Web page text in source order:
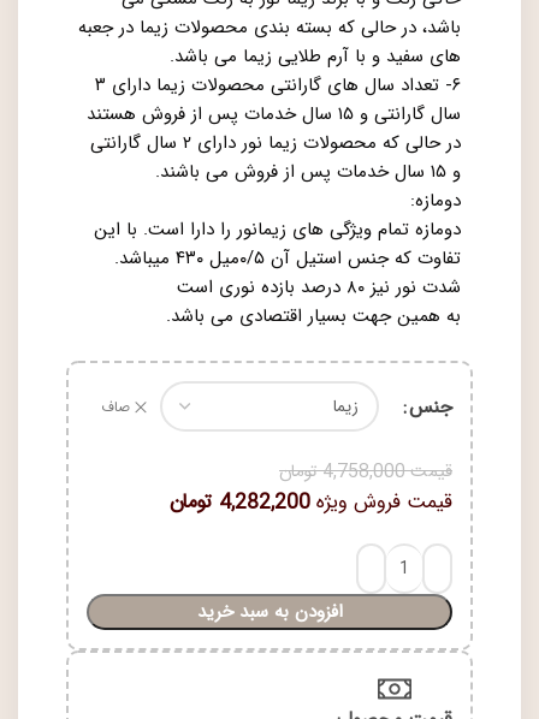
باشد، در حالی که بسته بندی محصولات زیما در جعبه
های سفید و با آرم طلایی زیما می باشد.
۶- تعداد سال های گارانتی محصولات زیما دارای ۳
سال گارانتی و ۱۵ سال خدمات پس از فروش هستند
در حالی که محصولات زیما نور دارای ۲ سال گارانتی
و ۱۵ سال خدمات پس از فروش می باشند.
دومازه:
دومازه تمام ویژگی های زیمانور را دارا است. با این
تفاوت که جنس استیل آن ۰/۵میل ۴۳۰ میباشد.
شدت نور نیز ۸۰ درصد بازده نوری است
به همین جهت بسیار اقتصادی می باشد.
جنس صاف
قیمت4,758,000تومان
قیمت فروش ویژه4,282,200 تومان
افزودن به سبد خرید